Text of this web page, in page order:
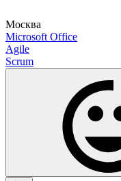
Москва
Microsoft Office
Agile
Scrum